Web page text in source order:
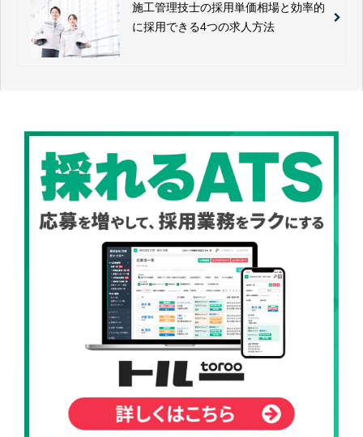
施工管理技士の採用単価相場と効率的
に採用できる4つの求人方法